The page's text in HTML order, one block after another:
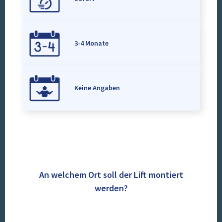
3-4 Monate
Keine Angaben
An welchem Ort soll der Lift montiert
werden?